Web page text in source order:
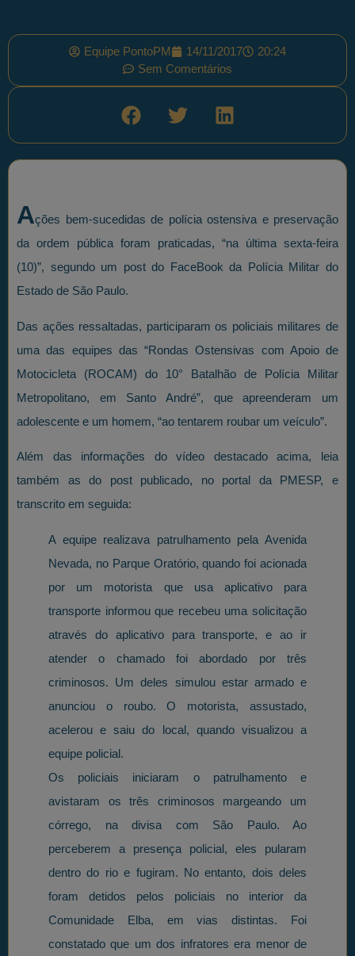
Equipe PontoPM 14/11/2017
20:24
Sem Comentários
Ações bem-sucedidas de polícia ostensiva e preservação
da ordem pública foram praticadas, “na última sexta-feira
(10)”, segundo um post do FaceBook da Polícia Militar do
Estado de São Paulo.
Das ações ressaltadas, participaram os policiais militares de
uma das equipes das “Rondas Ostensivas com Apoio de
Motocicleta (ROCAM) do 10° Batalhão de Polícia Militar
Metropolitano, em Santo André”, que apreenderam um
adolescente e um homem, “ao tentarem roubar um veículo”.
Além das informações do vídeo destacado acima, leia
também as do post publicado, no portal da PMESP, e
transcrito em seguida:
A equipe realizava patrulhamento pela Avenida
Nevada, no Parque Oratório, quando foi acionada
por um motorista que usa aplicativo para
transporte informou que recebeu uma solicitação
através do aplicativo para transporte, e ao ir
atender o chamado foi abordado por três
criminosos. Um deles simulou estar armado e
anunciou o roubo. O motorista, assustado,
acelerou e saiu do local, quando visualizou a
equipe policial.
Os policiais iniciaram o patrulhamento e
avistaram os três criminosos margeando um
córrego, na divisa com São Paulo. Ao
perceberem a presença policial, eles pularam
dentro do rio e fugiram. No entanto, dois deles
foram detidos pelos policiais no interior da
Comunidade Elba, em vias distintas. Foi
constatado que um dos infratores era menor de